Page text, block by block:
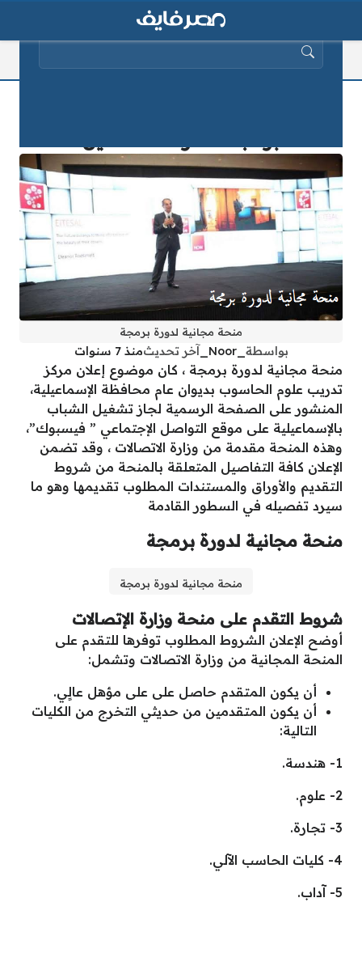
منحة مجانية لدورة برمجة
بواسطة _Noor_ آخر تحديثمنذ 7 سنوات
منحة مجانية لدورة برمجة ، كان موضوع إعلان مركز
تدريب علوم الحاسوب بديوان عام محافظة الإسماعيلية،
المنشور على الصفحة الرسمية لجاز تشغيل الشباب
بالإسماعيلية على موقع التواصل الإجتماعي ” فيسبوك”،
وهذه المنحة مقدمة من وزارة الاتصالات ، وقد تضمن
الإعلان كافة التفاصيل المتعلقة بالمنحة من شروط
التقديم والأوراق والمستندات المطلوب تقديمها وهو ما
سيرد تفصيله في السطور القادمة
منحة مجانية لدورة برمجة
منحة مجانية لدورة برمجة
شروط التقدم على منحة وزارة الإتصالات
أوضح الإعلان الشروط المطلوب توفرها للتقدم على
المنحة المجانية من وزارة الاتصالات وتشمل:
أن يكون المتقدم حاصل على على مؤهل عالٍي.
أن يكون المتقدمين من حديثي التخرج من الكليات
التالية:
1- هندسة.
2- علوم.
3- تجارة.
4- كليات الحاسب الآلي.
5- آداب.
البحث عن: